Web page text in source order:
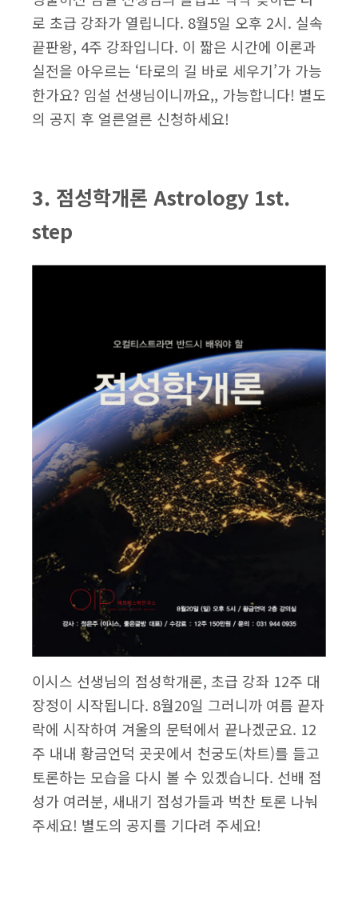
로 초급 강좌가 열립니다. 8월5일 오후 2시. 실속
끝판왕, 4주 강좌입니다. 이 짧은 시간에 이론과
실전을 아우르는 ‘타로의 길 바로 세우기’가 가능
한가요? 임설 선생님이니까요,, 가능합니다! 별도
의 공지 후 얼른얼른 신청하세요!
3. 점성학개론 Astrology 1st.
step
이시스 선생님의 점성학개론, 초급 강좌 12주 대
장정이 시작됩니다. 8월20일 그러니까 여름 끝자
락에 시작하여 겨울의 문턱에서 끝나겠군요. 12
주 내내 황금언덕 곳곳에서 천궁도(차트)를 들고
토론하는 모습을 다시 볼 수 있겠습니다. 선배 점
성가 여러분, 새내기 점성가들과 벅찬 토론 나눠
주세요! 별도의 공지를 기다려 주세요!